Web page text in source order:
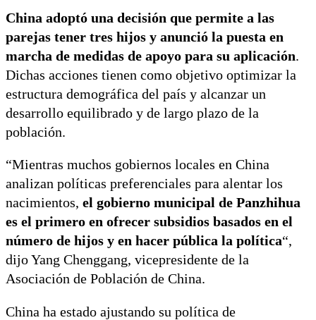
China adoptó una decisión que permite a las
parejas tener tres hijos y anunció la puesta en
marcha de medidas de apoyo para su aplicación.
Dichas acciones tienen como objetivo optimizar la
estructura demográfica del país y alcanzar un
desarrollo equilibrado y de largo plazo de la
población.
“Mientras muchos gobiernos locales en China
analizan políticas preferenciales para alentar los
nacimientos, el gobierno municipal de Panzhihua
es el primero en ofrecer subsidios basados en el
número de hijos y en hacer pública la política“,
dijo Yang Chenggang, vicepresidente de la
Asociación de Población de China.
China ha estado ajustando su política de